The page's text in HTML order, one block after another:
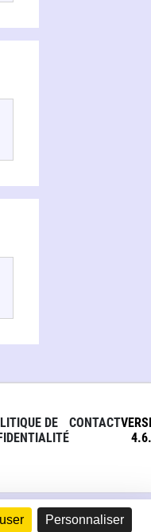
Personnaliser
DE
CONTACT